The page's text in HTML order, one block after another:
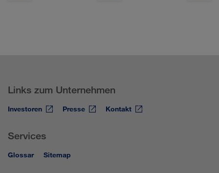
Links zum Unternehmen
Investoren Presse Kontakt
Services
Glossar Sitemap